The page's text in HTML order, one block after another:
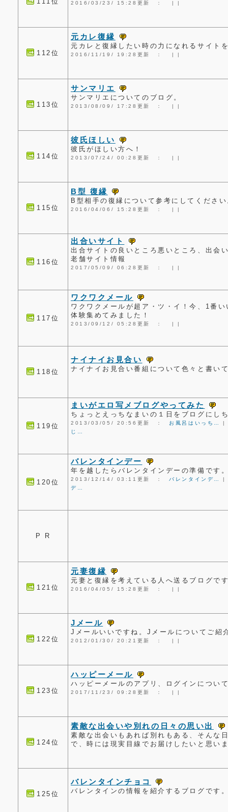
2016/03/23/ 15:28更新 ： | |
112位
元カレ復縁
元カレと復縁したい時の力になれるサイト
2016/11/19/ 19:28更新 ： | |
113位
サンマリエ
サンマリエについてのブログ。
2013/08/09/ 17:28更新 ： | |
114位
彼氏ほしい
彼氏がほしい方へ！
2013/07/24/ 00:28更新 ： | |
115位
B型 復縁
B型相手の復縁について参考にしてくださ
2016/04/06/ 15:28更新 ： | |
116位
出合いサイト
出合サイトの良いところ悪いところ、出会
老舗サイト情報
2017/05/09/ 06:28更新 ： | |
117位
ワクワクメール
ワクワクメールが超ア・ツ・イ！今、1番
体験集めてみました！
2013/09/12/ 05:28更新 ： | |
118位
ナイナイお見合い
ナイナイお見合い番組について色々と書い
119位
まいがエロ写メブログやってみた
ちょっとえっちなまいの１日をブログにし
2013/03/05/ 20:56更新 ： お風呂はいっち…
じ…
120位
バレンタインデー
年を越したらバレンタインデーの準備です
2013/12/14/ 03:11更新 ： バレンタインデ…
デ…
P R
121位
元妻復縁
元妻と復縁を考えている人へ送るブログで
2016/04/05/ 15:28更新 ： | |
122位
Jメール
Jメールいいですね。Jメールについてご紹
2012/01/30/ 20:21更新 ： | |
123位
ハッピーメール
ハッピーメールのアプリ、ログインについ
2017/11/23/ 09:28更新 ： | |
124位
素敵な出会いや別れの日々の思い出
素敵な出会いもあれば別れもある、そんな
で、時には現実目線でお届けしたいと思い
125位
バレンタインチョコ
バレンタインの情報を紹介するブログです